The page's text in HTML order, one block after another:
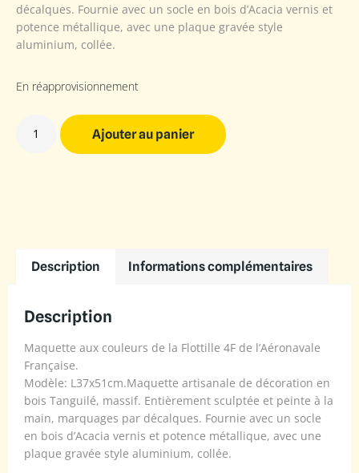
décalques. Fournie avec un socle en bois d’Acacia vernis et
potence métallique, avec une plaque gravée style
aluminium, collée.
En réapprovisionnement
Ajouter au panier
Description Informations complémentaires
Description
Maquette aux couleurs de la Flottille 4F de l’Aéronavale
Française.
Modèle: L37x51cm.Maquette artisanale de décoration en
bois Tanguilé, massif. Entièrement sculptée et peinte à la
main, marquages par décalques. Fournie avec un socle
en bois d’Acacia vernis et potence métallique, avec une
plaque gravée style aluminium, collée.